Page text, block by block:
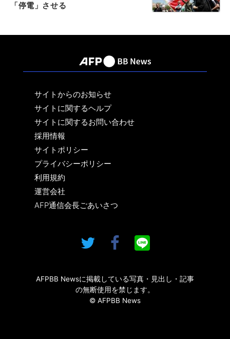
「停電」させる
サイトからのお知らせ
サイトに関するヘルプ
サイトに関するお問い合わせ
採用情報
サイトポリシー
プライバシーポリシー
利用規約
運営会社
AFP通信会長ごあいさつ
AFPBB Newsに掲載している写真・見出し・記事
の無断使用を禁じます。
© AFPBB News